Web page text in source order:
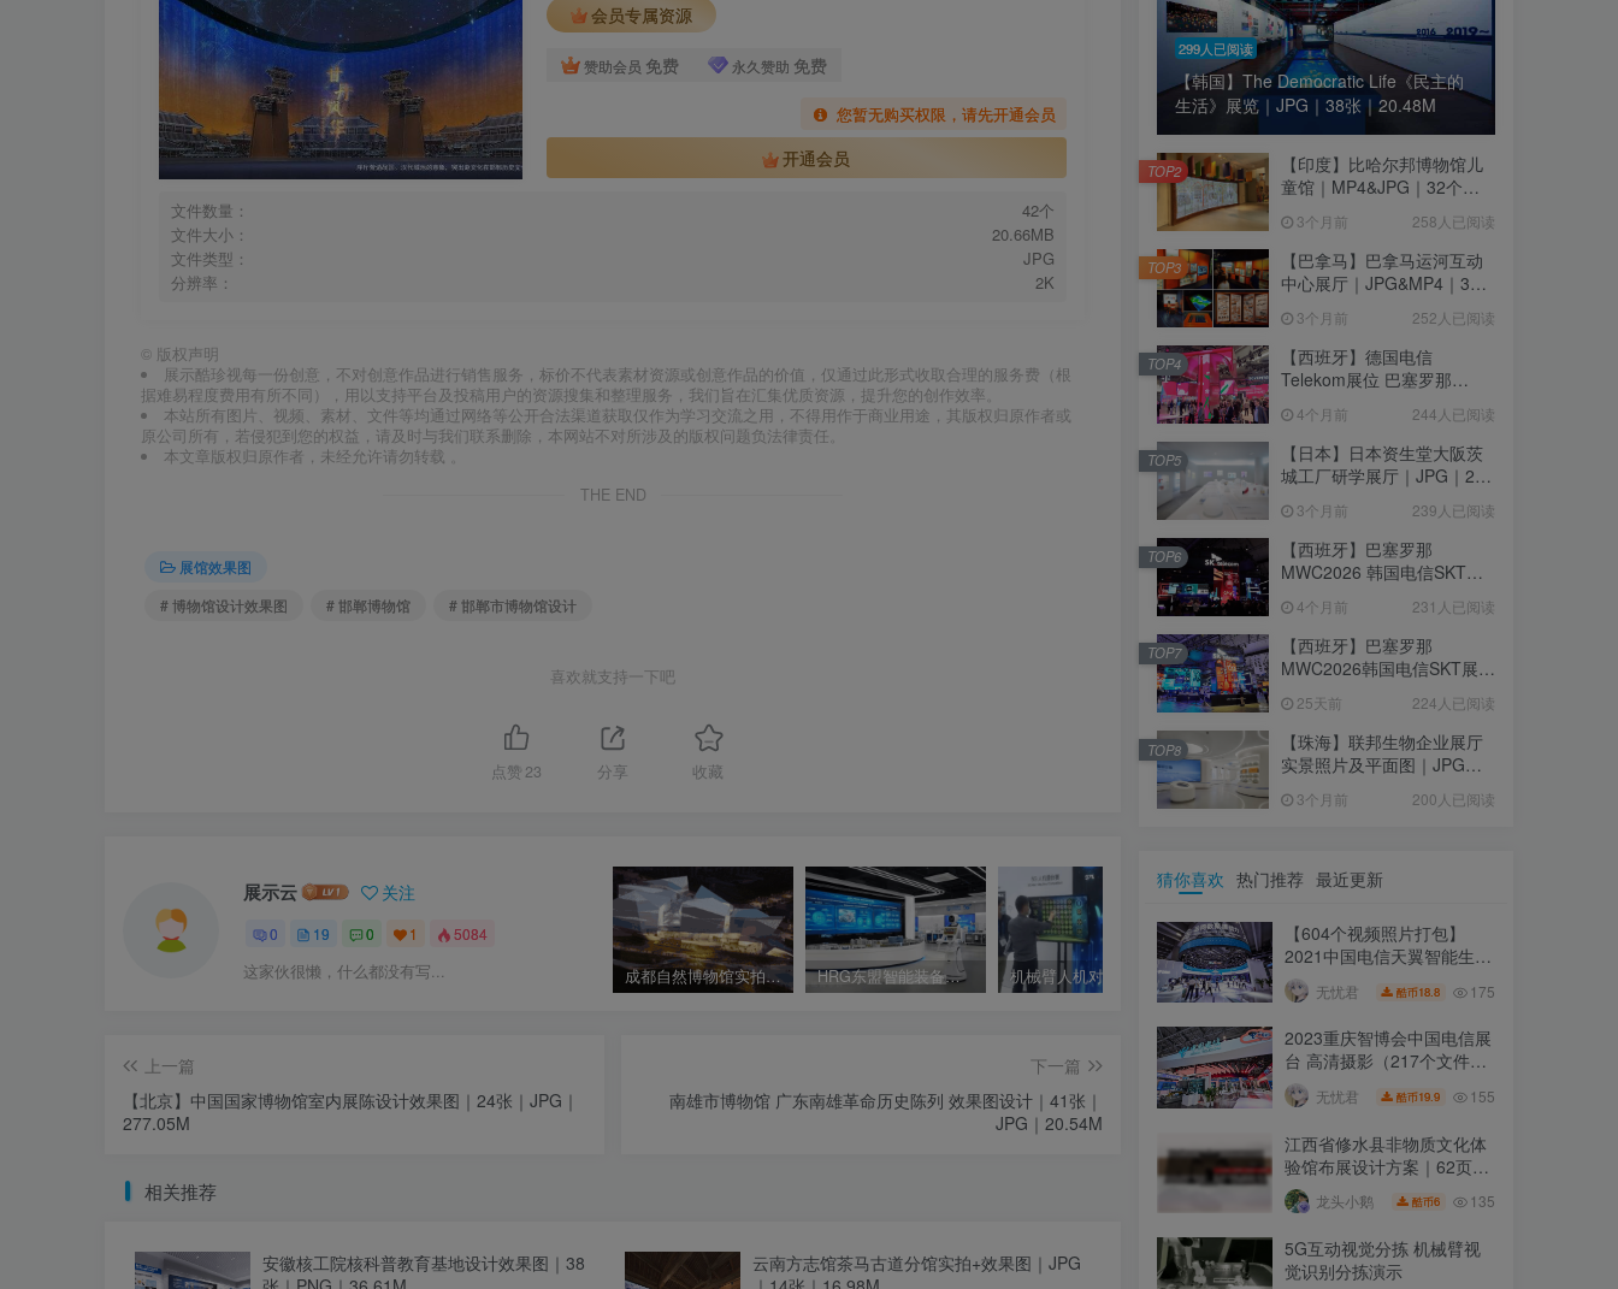
会员专属资源
赞助会员 免费 永久赞助 免费
您暂无购买权限，请先开通会员
开通会员
文件数量：
42个
文件大小：
20.66MB
文件类型：
JPG
分辨率：
2K
© 版权声明
展示酷珍视每一份创意，不对创意作品进行销售服务，标价不代表素材资源或创意作品的价值，仅通过此形式收取合理的服务费（根
据难易程度费用有所不同），用以支持平台及投稿用户的资源搜集和整理服务，我们旨在汇集优质资源，提升您的创作效率。
本站所有图片、视频、素材、文件等均通过网络等公开合法渠道获取仅作为学习交流之用，不得用作于商业用途，其版权归原作者或
原公司所有，若侵犯到您的权益，请及时与我们联系删除，本网站不对所涉及的版权问题负法律责任。
本文章版权归原作者，未经允许请勿转载 。
THE END
展馆效果图
# 博物馆设计效果图
# 邯郸博物馆 # 邯郸市博物馆设计
喜欢就支持一下吧
点赞 23 分享 收藏
展示云 关注
0 19 0 1 5084
这家伙很懒，什么都没有写... 成都自然博物馆实拍照片｜JPG+PNG+GIF｜146张｜113.37M HRG东盟智能装备制造产业基地展厅 机械臂人机对战连连看消消乐互动体验展项 5G机械臂
上一篇
【北京】中国国家博物馆室内展陈设计效果图｜24张｜JPG｜
277.05M
下一篇
南雄市博物馆 广东南雄革命历史陈列 效果图设计｜41张｜
JPG｜20.54M
相关推荐
安徽核工院核科普教育基地设计效果图｜38
云南方志馆茶马古道分馆实拍+效果图｜JPG
299人已阅读
【韩国】The Democratic Life《民主的
生活》展览｜JPG｜38张｜20.48M
【印度】比哈尔邦博物馆儿
童馆｜MP4&JPG｜32个｜
3个月前 258人已阅读
TOP2
【巴拿马】巴拿马运河互动
中心展厅｜JPG&MP4｜39
3个月前 252人已阅读
TOP3
【西班牙】德国电信
Telekom展位 巴塞罗那
｜77.42M
4个月前 244人已阅读
TOP4
【日本】日本资生堂大阪茨
城工厂研学展厅｜JPG｜26
3个月前 239人已阅读
TOP5
【西班牙】巴塞罗那
MWC2026 韩国电信SKT展
105.67M
4个月前 231人已阅读
TOP6
【西班牙】巴塞罗那
MWC2026韩国电信SKT展台
个｜16.51M
25天前 224人已阅读
TOP7
【珠海】联邦生物企业展厅
实景照片及平面图｜JPG｜
3个月前 200人已阅读
TOP8
猜你喜欢 热门推荐 最近更新
【604个视频照片打包】
2021中国电信天翼智能生态
博览会产业数字化馆
无忧君 酷币18.8 175
2023重庆智博会中国电信展
台 高清摄影（217个文件打
包）
无忧君 酷币19.9 155
江西省修水县非物质文化体
验馆布展设计方案｜62页｜
PPTX｜59.27M
龙头小鹅 酷币6 135
5G互动视觉分拣 机械臂视
觉识别分拣演示